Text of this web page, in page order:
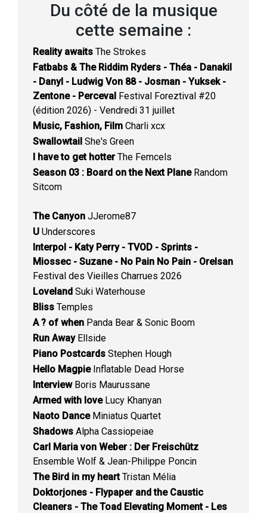
Du côté de la musique
cette semaine :
Reality awaits The Strokes
Fatbabs & The Riddim Ryders - Théa - Danakil
- Danyl - Ludwig Von 88 - Josman - Yuksek -
Zentone - Perceval Festival Foreztival #20
(édition 2026) - Vendredi 31 juillet
Music, Fashion, Film Charli xcx
Swallowtail She's Green
I have to get hotterThe Femcels
Season 03 : Board on the Next PlaneRandom
Sitcom
The Canyon JJerome87
U Underscores
Interpol - Katy Perry - TVOD - Sprints -
Miossec - Suzane - No Pain No Pain - Orelsan
Festival des Vieilles Charrues 2026
Loveland Suki Waterhouse
Bliss Temples
A ? of when Panda Bear & Sonic Boom
Run AwayEllside
Piano Postcards Stephen Hough
Hello MagpieInflatable Dead Horse
InterviewBoris Maurussane
Armed with loveLucy Khanyan
Naoto DanceMiniatus Quartet
Shadows Alpha Cassiopeiae
Carl Maria von Weber : Der Freischütz
Ensemble Wolf & Jean-Philippe Poncin
The Bird in my heartTristan Mélia
Doktorjones - Flypaper and the Caustic
Cleaners - The Toad Elevating Moment - Les